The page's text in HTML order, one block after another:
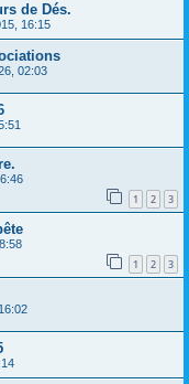
de Dés.
16:15
02:03
1 2 3
1 2 3